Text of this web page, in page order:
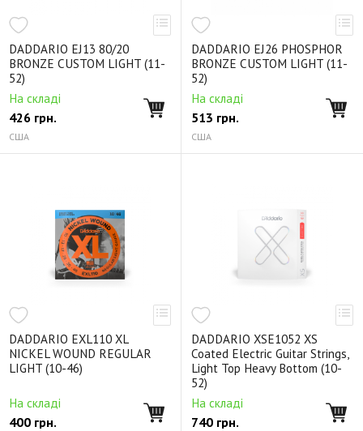
DADDARIO EJ13 80/20
BRONZE CUSTOM LIGHT (11-
52)
На складі
426 грн.
США
DADDARIO EJ26 PHOSPHOR
BRONZE CUSTOM LIGHT (11-
52)
На складі
513 грн.
США
DADDARIO EXL110 XL
NICKEL WOUND REGULAR
LIGHT (10-46)
На складі
400 грн.
DADDARIO XSE1052 XS
Coated Electric Guitar Strings,
Light Top Heavy Bottom (10-
52)
На складі
740 грн.